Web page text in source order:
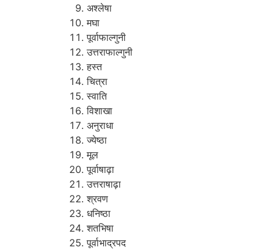
अश्लेषा
मघा
पूर्वाफाल्गुनी
उत्तराफाल्गुनी
हस्त
चित्रा
स्वाति
विशाखा
अनुराधा
ज्येष्ठा
मूल
पूर्वाषाढ़ा
उत्तराषाढ़ा
श्रवण
धनिष्ठा
शतभिषा
पूर्वाभाद्रपद